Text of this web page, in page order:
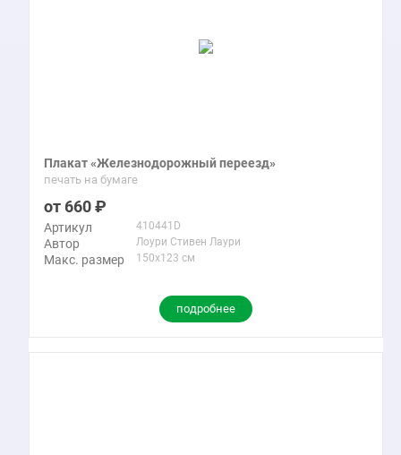
Плакат «Железнодорожный переезд»
печать на бумаге
660
Артикул 410441D
Автор Лоури Стивен Лаури
Макс. размер 150x123 см
подробнее